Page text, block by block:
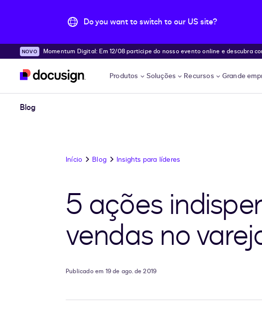
Do you want to switch to our US site?
Pular para o conteúdo principal
Momentum Digital: Em 12/08 participe do nosso evento online e descubra como a
e!
Produtos Soluções Recursos Grande
Blog
Início Blog Insights para líderes
5 ações
vendas no
Publicado em 19 de ago. de 2019